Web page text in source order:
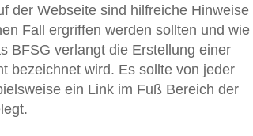
der Webseite sind hilfreiche Hinweise
Fall ergriffen werden sollten und wie
BFSG verlangt die Erstellung einer
bezeichnet wird. Es sollte von jeder
ein Link im Fuß Bereich der